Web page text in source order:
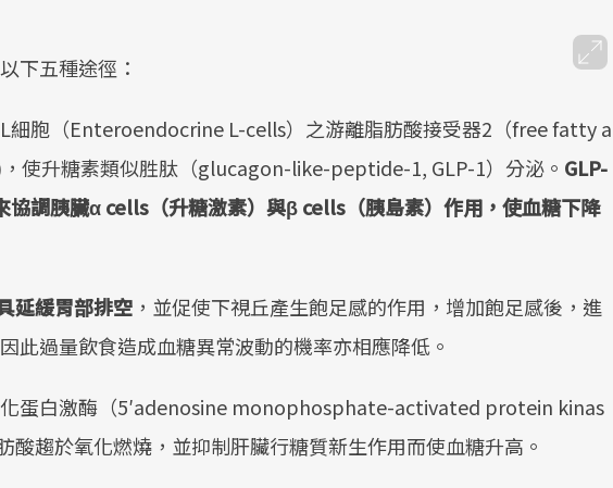
下五種途徑：
細胞（Enteroendocrine L-cells）之游離脂肪酸接受器2（free fatty a
使升糖素類似胜肽（glucagon-like-peptide-1, GLP-1）分泌。 GLP-
協調胰臟α cells （升糖激素）與β cells （胰島素）作用，使血糖下降
延緩胃部排空 ，並促使下視丘產生飽足感的作用，增加飽足感後，進
此過量飲食造成血糖異常波動的機率亦相應降低。
蛋白激酶（5′adenosine monophosphate-activated protein kinas
酸趨於氧化燃燒，並抑制肝臟行糖質新生作用而使血糖升高。